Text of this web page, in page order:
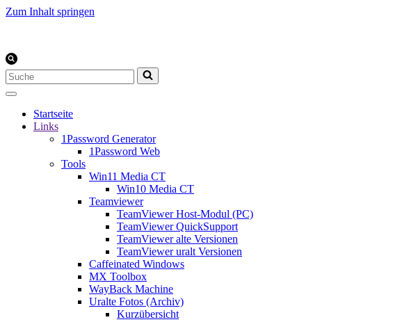
Zum Inhalt springen
Suchen
nach …
Startseite
Links
1Password Generator
1Password Web
Tools
Win11 Media CT
Win10 Media CT
Teamviewer
TeamViewer Host-Modul (PC)
TeamViewer QuickSupport
TeamViewer alte Versionen
TeamViewer uralt Versionen
Caffeinated Windows
MX Toolbox
WayBack Machine
Uralte Fotos (Archiv)
Kurzübersicht